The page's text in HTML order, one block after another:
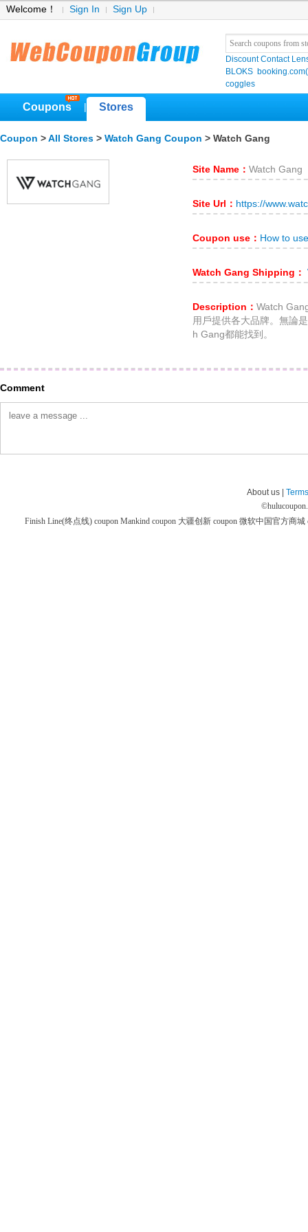
Welcome！ Sign In Sign Up
Discount Contact
BLOKS
coggles
Coupons Stores
Coupon > All Stores > Watch Gang Coupon > Watch Gang
Site Name： Watch Gang
Site Url： https://
Coupon use： How to
Watch Gang Shipping：
Description： Watch
用戶提供各大品牌。無論
h Gang都能找到。
Comment
About us |
©
Finish Line(终点线) coupon Mankind coupon 大疆创新 coupon 微软中国官方商城